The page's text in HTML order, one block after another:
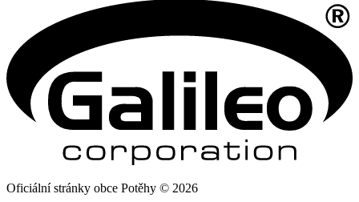
Oficiální stránky obce Potěhy © 2026